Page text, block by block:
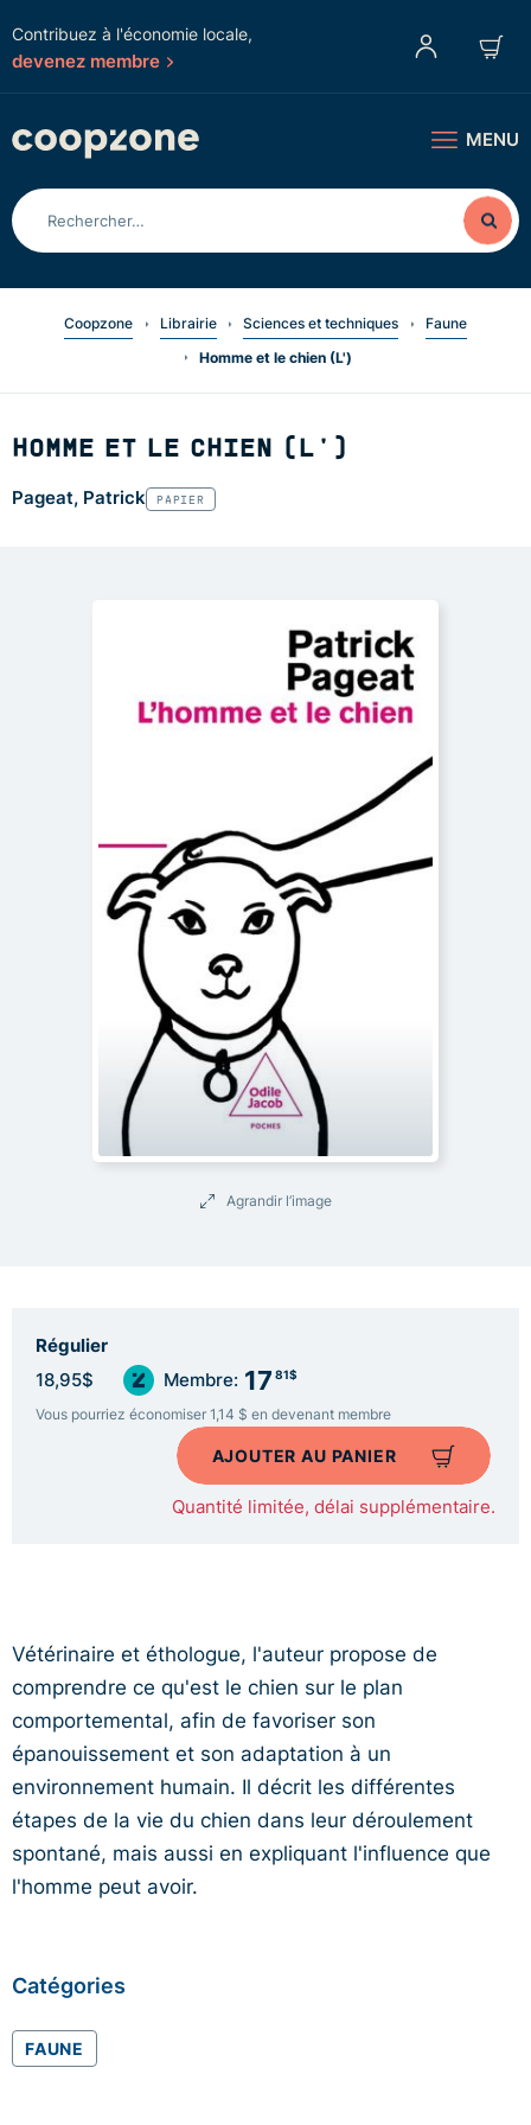
Contribuez à l'économie locale,
devenez membre
MENU
Coopzone Librairie Sciences et techniques
Faune
Homme et le chien (L')
HOMME ET LE CHIEN (L')
Pageat, Patrick PAPIER
Agrandir l’image
Régulier
18,95$ Membre: 17 81$
Vous pourriez économiser 1,14 $ en devenant membre
AJOUTER AU PANIER
Quantité limitée, délai supplémentaire.
Vétérinaire et éthologue, l'auteur propose de
comprendre ce qu'est le chien sur le plan
comportemental, afin de favoriser son
épanouissement et son adaptation à un
environnement humain. Il décrit les différentes
étapes de la vie du chien dans leur déroulement
spontané, mais aussi en expliquant l'influence que
l'homme peut avoir.
Catégories
FAUNE